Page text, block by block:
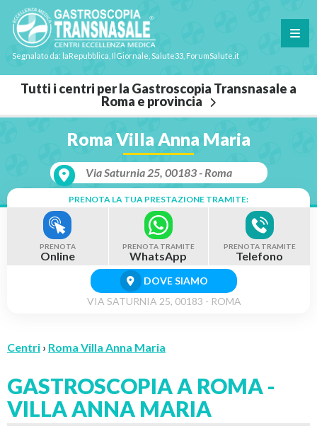
Segnalato da: laRepubblica, IlGiornale, Salute33, ForumSalute.it
Tutti i centri per la Gastroscopia Transnasale a
Roma e provincia
Roma Villa Anna Maria
Via Saturnia 25, 00183 - Roma
PRENOTA LA TUA PRESTAZIONE TRAMITE:
PRENOTA
Online
PRENOTA TRAMITE
WhatsApp
PRENOTA TRAMITE
Telefono
DOVE SIAMO
VIA SATURNIA 25, 00183 - ROMA
Centri › Roma Villa Anna Maria
GASTROSCOPIA A ROMA -
VILLA ANNA MARIA